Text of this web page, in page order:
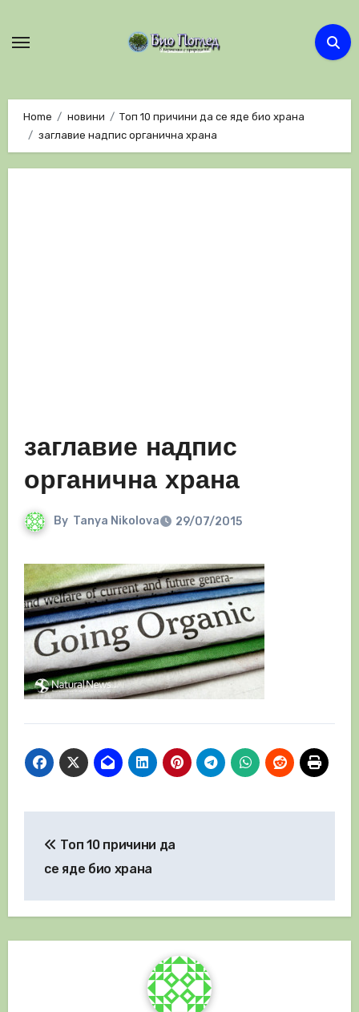
Home новини
Топ 10 причини да се яде био храна
заглавие надпис органична храна
заглавие надпис
органична храна
By Tanya Nikolova 29/07/2015
Топ 10 причини да
се яде био храна